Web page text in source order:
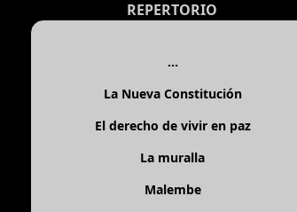
REPERTORIO
...
La Nueva Constitución
El derecho de vivir en paz
La muralla
Malembe